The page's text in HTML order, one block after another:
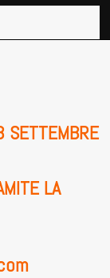
SETTEMBRE
LA